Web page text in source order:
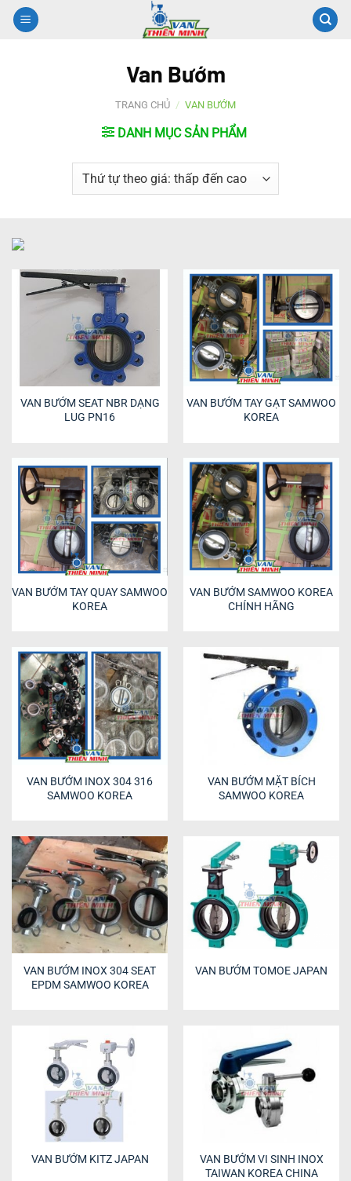
Chuyển
đến
Van Bướm
TRANG CHỦ / VAN BƯỚM
DANH MỤC SẢN PHẨM
VAN BƯỚM SEAT NBR DẠNG
LUG PN16
VAN BƯỚM TAY GẠT SAMWOO
KOREA
VAN BƯỚM TAY QUAY SAMWOO
KOREA
VAN BƯỚM SAMWOO KOREA
CHÍNH HÃNG
VAN BƯỚM INOX 304 316
SAMWOO KOREA
VAN BƯỚM MẶT BÍCH
SAMWOO KOREA
VAN BƯỚM INOX 304 SEAT
EPDM SAMWOO KOREA
VAN BƯỚM TOMOE JAPAN
VAN BƯỚM KITZ JAPAN
VAN BƯỚM VI SINH INOX
TAIWAN KOREA CHINA